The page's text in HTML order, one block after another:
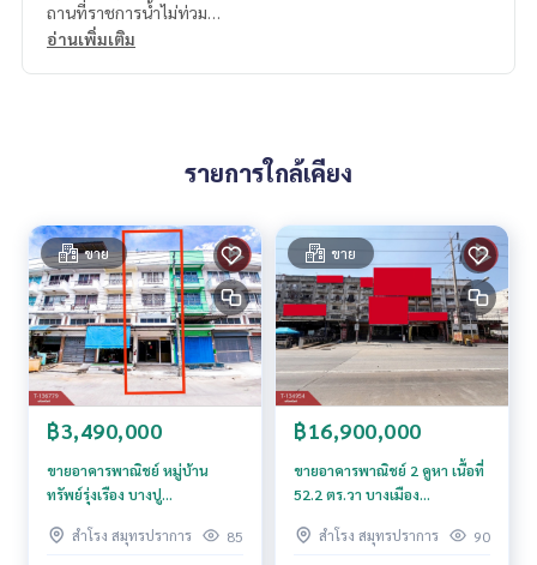
ถานที่ราชการน้ำไม่ท่วม
**เรามีบริการจัดสินเชื่อให้ฟรี พร้อมยินดีให้คำปรึกษา มีให้เลือกทุ
**พร้อมอัตราดอกเบี้ยพิเศษ และ วงเงินสูงสุด 90-100% ของราคา
ประเมิน**
สนใจสอบถามข้อมูลเพิ่มเติม หรือ นัดชมบ้านได้ที่
Tel :0960459467เปมิ (รหัสตัวแทน 6335)
Line ID :0960459467
Tel :
0995400733ยอด (รหัสตัวแทน 6335-1)
Callcenter :02-047-4282
www.tb.co.th
อ่านเพิ่มเติม
รายการใกล้เคียง
ขาย
฿3,490,000
ขายอาคารพาณิชย์ หมู่บ้าน
ทรัพย์รุ่งเรือง บางปู
สำโรง สมุทรปราการ
85
ขาย
฿16,900,000
ขายอาคารพาณิชย์ 2 คูหา เนื้อที่
52.2 ตร.วา บางเมือง
สำโรง สมุทรปราการ
90